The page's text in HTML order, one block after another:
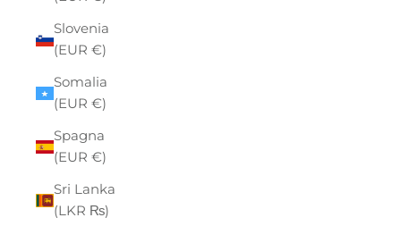
Slovenia
(EUR €)
Somalia
(EUR €)
Spagna
(EUR €)
Sri Lanka
(LKR ₨)